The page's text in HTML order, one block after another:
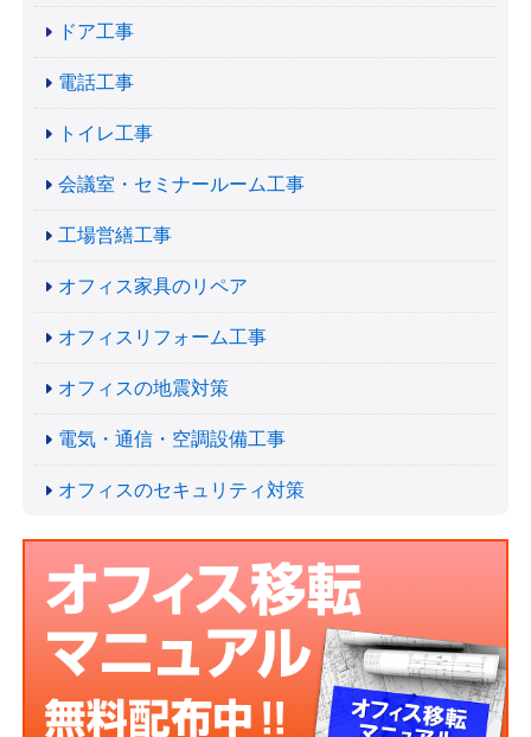
ドア工事
電話工事
トイレ工事
会議室・セミナールーム工事
工場営繕工事
オフィス家具のリペア
オフィスリフォーム工事
オフィスの地震対策
電気・通信・空調設備工事
オフィスのセキュリティ対策